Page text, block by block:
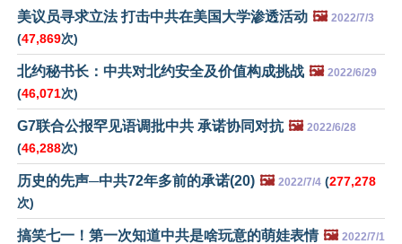
美议员寻求立法 打击中共在美国大学渗透活动 🖼️ 2022/7/3
(47,869次)
北约秘书长：中共对北约安全及价值构成挑战 🖼️ 2022/6/29
(46,071次)
G7联合公报罕见语调批中共 承诺协同对抗 🖼️ 2022/6/28
(46,288次)
历史的先声─中共72年多前的承诺(20) 🖼️ 2022/7/4 (277,278
次)
搞笑七一！第一次知道中共是啥玩意的萌娃表情 🖼️ 2022/7/1